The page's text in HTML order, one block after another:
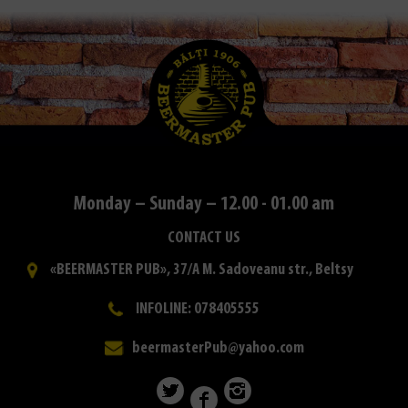
Monday – Sunday – 12.00 - 01.00 am
CONTACT US
«BEERMASTER PUB», 37/A M. Sadoveanu str., Beltsy
INFOLINE: 078405555
beermasterPub@yahoo.com